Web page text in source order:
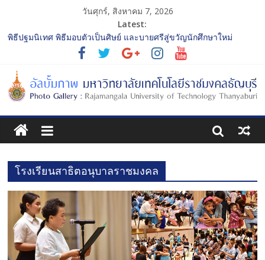
วันศุกร์, สิงหาคม 7, 2026
Latest:
พิธีปฐมนิเทศ พิธีมอบตัวเป็นศิษย์ และบายศรีสู่ขวัญนักศึกษาใหม่
ประจำปีการศึกษา 2568 รุ่นที่ 2
การประกวดทูตกิจกรรม ประจำปีการศึกษา 2568 “RMUTT Freshy
2025 Time to Nine-T”
โครงการแลกเปลี่ยนเรียนรู้บทบาทของกรรมการสภามหาวิทยาลัย
เทคโนโลยีราชมงคลธัญบุรี
รับน้องเข้าคณะศิลปกรรมศาสตร์ “โยนลูกรักษ์”
พิธีปฐมนิเทศ พิธีมอบตัวเป็นศิษย์ และบายศรีสู่ขวัญนักศึกษาใหม่
ประจำปีการศึกษา 2568 รุ่นที่ 3
โรงเรียนสาธิตอนุบาลราชมงคล